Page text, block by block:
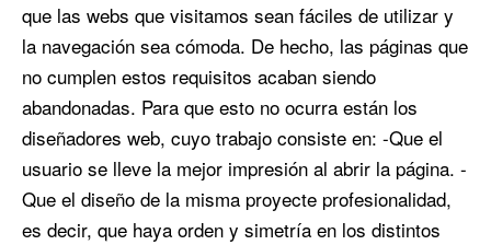
que las webs que visitamos sean fáciles de utilizar y
la navegación sea cómoda. De hecho, las páginas que
no cumplen estos requisitos acaban siendo
abandonadas. Para que esto no ocurra están los
diseñadores web, cuyo trabajo consiste en: -Que el
usuario se lleve la mejor impresión al abrir la página. -
Que el diseño de la misma proyecte profesionalidad,
es decir, que haya orden y simetría en los distintos